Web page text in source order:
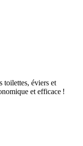
toilettes, éviers et
et efficace !